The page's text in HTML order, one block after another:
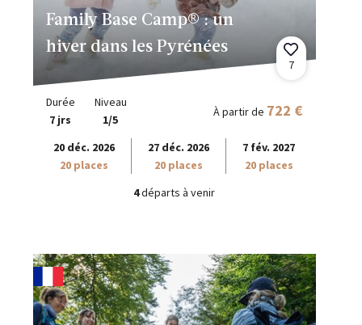
Family Base Camp® : un
hiver dans les Pyrénées
7
Durée
7 jrs
Niveau
1/5
À partir de 722 €
20 déc. 2026
20 places
27 déc. 2026
20 places
7 fév. 2027
20 places
4départs à venir